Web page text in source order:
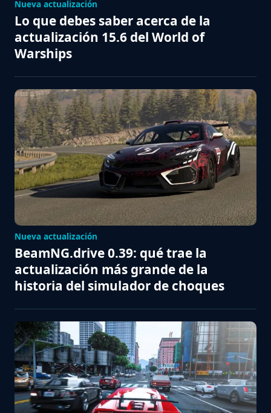
Nueva actualización
Lo que debes saber acerca de la
actualización 15.6 del World of
Warships
Nueva actualización
BeamNG.drive 0.39: qué trae la
actualización más grande de la
historia del simulador de choques